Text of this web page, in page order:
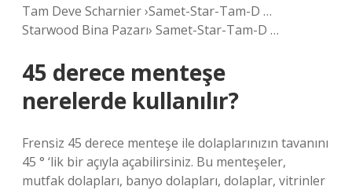
Tam Deve Scharnier ›Samet-Star-Tam-D …
Starwood Bina Pazarı› Samet-Star-Tam-D …
45 derece menteşe
nerelerde kullanılır?
Frensiz 45 derece menteşe ile dolaplarınızın tavanını
45 ° ‘lik bir açıyla açabilirsiniz. Bu menteşeler,
mutfak dolapları, banyo dolapları, dolaplar, vitrinler